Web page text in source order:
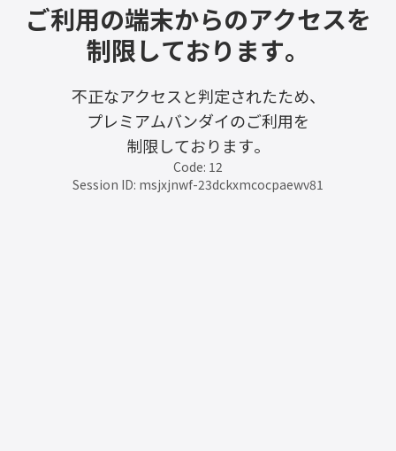
ご利用の端末からのアクセスを
制限しております。
不正なアクセスと判定されたため、
プレミアムバンダイのご利用を
制限しております。
Code: 12
Session ID: msjxjnwf-23dckxmcocpaewv81